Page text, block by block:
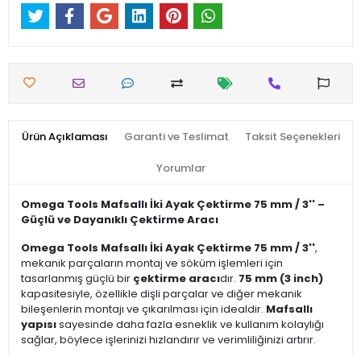
Ürün Açıklaması Garanti ve Teslimat Taksit Seçenekleri
Yorumlar
Omega Tools Mafsallı İki Ayak Çektirme 75 mm / 3'' –
Güçlü ve Dayanıklı Çektirme Aracı
Omega Tools Mafsallı İki Ayak Çektirme 75 mm / 3'',
mekanik parçaların montaj ve söküm işlemleri için
tasarlanmış güçlü bir çektirme aracıdır. 75 mm (3 inch)
kapasitesiyle, özellikle dişli parçalar ve diğer mekanik
bileşenlerin montajı ve çıkarılması için idealdir. Mafsallı
yapısısayesinde daha fazla esneklik ve kullanım kolaylığı
sağlar, böylece işlerinizi hızlandırır ve verimliliğinizi artırır.